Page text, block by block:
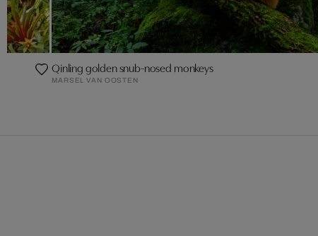
Qinling golden snub-nosed monkeys
MARSEL VAN OOSTEN